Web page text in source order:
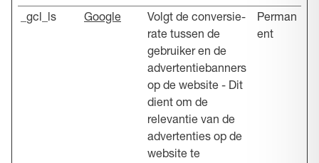
_gcl_ls Google
Volgt de conversie-
rate tussen de
gebruiker en de
advertentiebanners
op de website - Dit
dient om de
relevantie van de
advertenties op de
website te
Perman
ent